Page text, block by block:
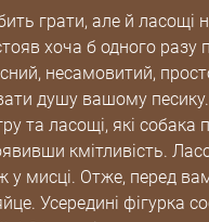
грати, але й ласощі
хоча б одного разу
несамовитий,
душу вашому
та ласощі, які собака
кмітливість.
у мисці. Отже, перед
Усередині фігурка